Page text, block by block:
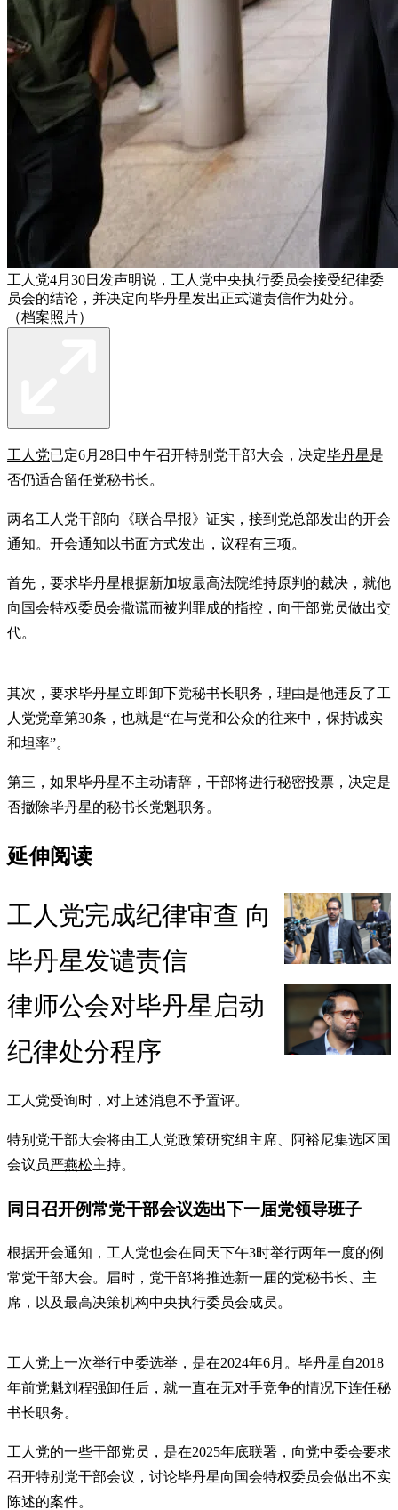
工人党4月30日发声明说，工人党中央执行委员会接受纪律委
员会的结论，并决定向毕丹星发出正式谴责信作为处分。
（档案照片）
工人党已定6月28日中午召开特别党干部大会，决定毕丹星是
否仍适合留任党秘书长。
两名工人党干部向《联合早报》证实，接到党总部发出的开会
通知。开会通知以书面方式发出，议程有三项。
首先，要求毕丹星根据新加坡最高法院维持原判的裁决，就他
向国会特权委员会撒谎而被判罪成的指控，向干部党员做出交
代。
其次，要求毕丹星立即卸下党秘书长职务，理由是他违反了工
人党党章第30条，也就是“在与党和公众的往来中，保持诚实
和坦率”。
第三，如果毕丹星不主动请辞，干部将进行秘密投票，决定是
否撤除毕丹星的秘书长党魁职务。
延伸阅读
工人党完成纪律审查 向
毕丹星发谴责信
律师公会对毕丹星启动
纪律处分程序
工人党受询时，对上述消息不予置评。
特别党干部大会将由工人党政策研究组主席、阿裕尼集选区国
会议员严燕松主持。
同日召开例常党干部会议选出下一届党领导班子
根据开会通知，工人党也会在同天下午3时举行两年一度的例
常党干部大会。届时，党干部将推选新一届的党秘书长、主
席，以及最高决策机构中央执行委员会成员。
工人党上一次举行中委选举，是在2024年6月。毕丹星自2018
年前党魁刘程强卸任后，就一直在无对手竞争的情况下连任秘
书长职务。
工人党的一些干部党员，是在2025年底联署，向党中委会要求
召开特别党干部会议，讨论毕丹星向国会特权委员会做出不实
陈述的案件。